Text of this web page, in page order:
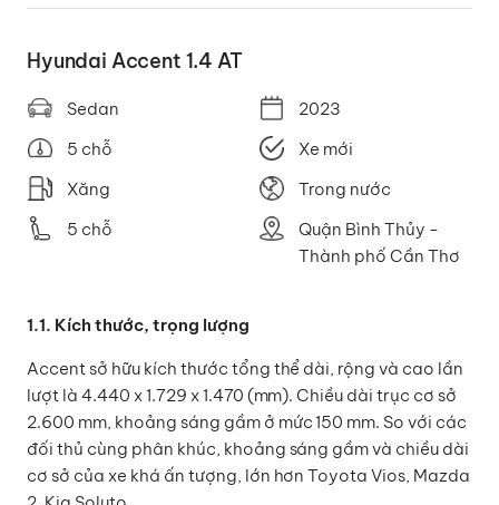
Hyundai Accent 1.4 AT
Sedan
5 chỗ
Xăng
5 chỗ
2023
Xe mới
Trong nước
Quận Bình Thủy -
Thành phố Cần Thơ
1.1. Kích thước, trọng lượng
Accent sở hữu kích thước tổng thể dài, rộng và cao lần
lượt là 4.440 x 1.729 x 1.470 (mm). Chiều dài trục cơ sở
2.600 mm, khoảng sáng gầm ở mức 150 mm. So với các
đối thủ cùng phân khúc, khoảng sáng gầm và chiều dài
cơ sở của xe khá ấn tượng, lớn hơn Toyota Vios, Mazda